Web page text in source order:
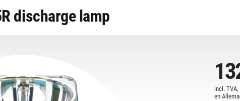
discharge lamp
incl. TVA,
en